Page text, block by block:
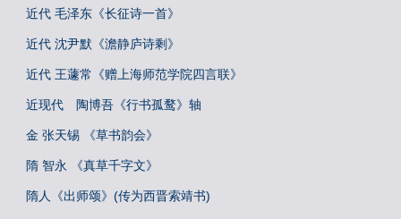
近代 毛泽东《长征诗一首》
近代 沈尹默《澹静庐诗剩》
近代 王蘧常《赠上海师范学院四言联》
近现代 陶博吾《行书孤鹜》轴
金 张天锡 《草书韵会》
隋 智永 《真草千字文》
隋人《出师颂》(传为西晋索靖书)